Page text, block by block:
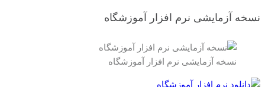
نسخه آزمایشی نرم افزار آموزشگاه
نسخه آزمایشی نرم افزار آموزشگاه